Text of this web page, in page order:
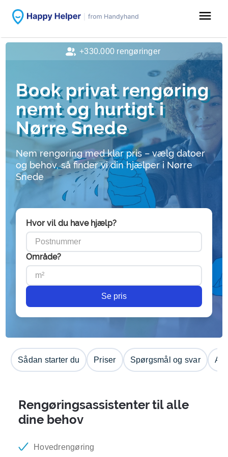
menu
Book privat rengøring
nemt og hurtigt i
Nørre Snede
Nem rengøring med klar pris – vælg datoer
og behov, så finder vi din hjælper i Nørre
Snede
Hvor vil du have hjælp?
Område?
Se pris
Sådan starter du Priser Spørgsmål og svar
Rengøringsassistenter til alle
dine behov
Hovedrengøring
+330.000 rengøringer